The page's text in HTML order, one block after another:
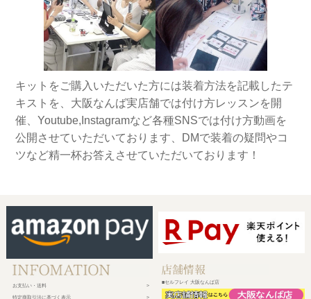
キットをご購入いただいた方には装着方法を記載したテ
キストを、大阪なんば実店舗では付け方レッスンを開
催、Youtube,Instagramなど各種SNSでは付け方動画を
公開させていただいております、DMで装着の疑問やコ
ツなど精一杯お答えさせていただいております！
お支払い・送料
特定商取引法に基づく表示
■セルフレイ 大阪なんば店